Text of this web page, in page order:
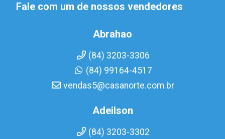
Fale com um de nossos vendedores
Abrahao
(84) 3203-3306
(84) 99164-4517
vendas5@casanorte.com.br
Adeilson
(84) 3203-3302